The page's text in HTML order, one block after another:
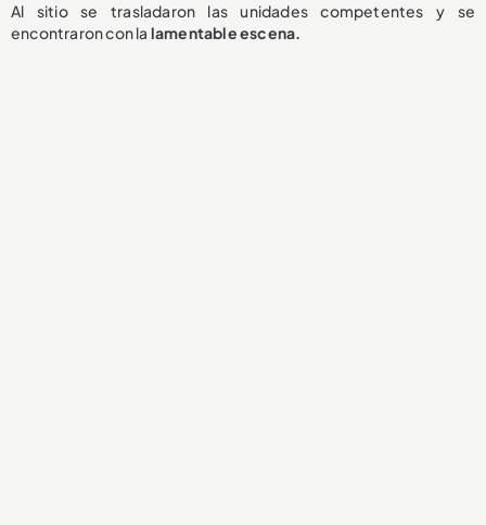
Al sitio se trasladaron las unidades competentes y se
encontraron con la lamentableescena.